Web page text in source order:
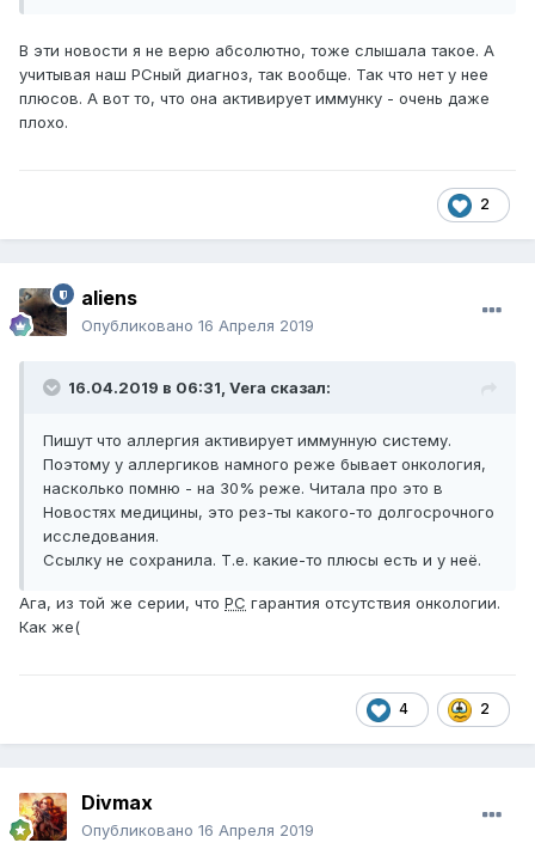
В эти новости я не верю абсолютно, тоже слышала такое. А
учитывая наш РСный диагноз, так вообще. Так что нет у нее
плюсов. А вот то, что она активирует иммунку - очень даже
плохо.
2
aliens
Опубликовано 16 Апреля 2019
16.04.2019 в 06:31, Vera сказал:
Пишут что аллергия активирует иммунную систему.
Поэтому у аллергиков намного реже бывает онкология,
насколько помню - на 30% реже. Читала про это в
Новостях медицины, это рез-ты какого-то долгосрочного
исследования.
Ссылку не сохранила. Т.е. какие-то плюсы есть и у неё.
Ага, из той же серии, что РС гарантия отсутствия онкологии.
Как же(
4 2
Divmax
Опубликовано 16 Апреля 2019